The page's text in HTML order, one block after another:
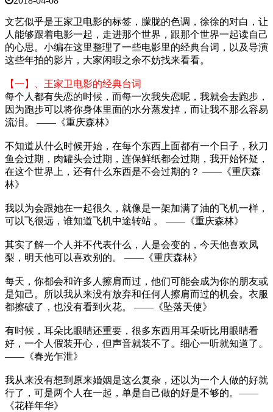
文艺似乎是王家卫电影的标签，朦胧的色调，徐徐的对白，让
人能够跟着电影一起，走进那个世界，跟那个世界一起读自己
的心思。小编在这里整理了一些电影里的经典台词，以及导演
这些年拍的影片，大家闲暇之余不妨找来看看。
【一】、王家卫电影的经典台词
每个人都有失恋的时候，而每一次我失恋呢，我就会去跑步，
因为跑步可以将你身体里面的水分蒸发掉，而让我不那么容易
流泪。 ——《重庆森林》
不知道从什么时候开始，在每个东西上面都有一个日子，秋刀
鱼会过期，肉罐头会过期，连保鲜纸都会过期，我开始怀疑，
在这个世界上，还有什么东西是不会过期的？ ——《重庆森
林》
我以为会跟她在一起很久，就像是一架加满了油的飞机一样，
可以飞很远，谁知道飞机中途转站 。 ——《重庆森林》
其实了解一个人并不代表什么，人是会变的，今天他喜欢凤
梨，明天他可以喜欢别的。 ——《重庆森林》
每天，你都会和许多人擦肩而过，他们可能会成为你的朋友或
是知己。所以我从来没有放弃和任何人擦肩而过的机会。衣服
都擦破了，也没有看到火花。 ——《坠落天使》
有时候，耳朵比眼睛还重要，很多东西用耳朵听比用眼睛看
好，一个人假装开心，但声音就装不了。细心一听就知道了。
——《春光乍泄》
我从来没有想到原来婚姻是这么复杂，还以为一个人做的好就
行了，可是两个人在一起，单是自己做的好是不够的。——
《花样年华》